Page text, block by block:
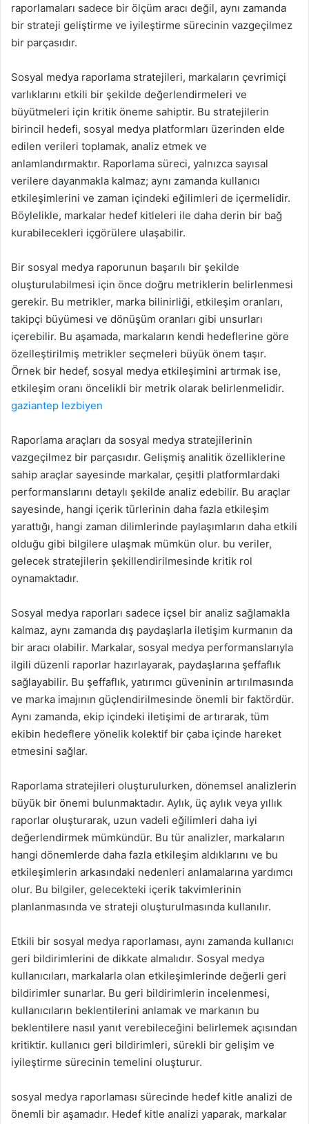
raporlamaları sadece bir ölçüm aracı değil, aynı zamanda
bir strateji geliştirme ve iyileştirme sürecinin vazgeçilmez
bir parçasıdır.
Sosyal medya raporlama stratejileri, markaların çevrimiçi
varlıklarını etkili bir şekilde değerlendirmeleri ve
büyütmeleri için kritik öneme sahiptir. Bu stratejilerin
birincil hedefi, sosyal medya platformları üzerinden elde
edilen verileri toplamak, analiz etmek ve
anlamlandırmaktır. Raporlama süreci, yalnızca sayısal
verilere dayanmakla kalmaz; aynı zamanda kullanıcı
etkileşimlerini ve zaman içindeki eğilimleri de içermelidir.
Böylelikle, markalar hedef kitleleri ile daha derin bir bağ
kurabilecekleri içgörülere ulaşabilir.
Bir sosyal medya raporunun başarılı bir şekilde
oluşturulabilmesi için önce doğru metriklerin belirlenmesi
gerekir. Bu metrikler, marka bilinirliği, etkileşim oranları,
takipçi büyümesi ve dönüşüm oranları gibi unsurları
içerebilir. Bu aşamada, markaların kendi hedeflerine göre
özelleştirilmiş metrikler seçmeleri büyük önem taşır.
Örnek bir hedef, sosyal medya etkileşimini artırmak ise,
etkileşim oranı öncelikli bir metrik olarak belirlenmelidir.
gaziantep lezbiyen
Raporlama araçları da sosyal medya stratejilerinin
vazgeçilmez bir parçasıdır. Gelişmiş analitik özelliklerine
sahip araçlar sayesinde markalar, çeşitli platformlardaki
performanslarını detaylı şekilde analiz edebilir. Bu araçlar
sayesinde, hangi içerik türlerinin daha fazla etkileşim
yarattığı, hangi zaman dilimlerinde paylaşımların daha etkili
olduğu gibi bilgilere ulaşmak mümkün olur. bu veriler,
gelecek stratejilerin şekillendirilmesinde kritik rol
oynamaktadır.
Sosyal medya raporları sadece içsel bir analiz sağlamakla
kalmaz, aynı zamanda dış paydaşlarla iletişim kurmanın da
bir aracı olabilir. Markalar, sosyal medya performanslarıyla
ilgili düzenli raporlar hazırlayarak, paydaşlarına şeffaflık
sağlayabilir. Bu şeffaflık, yatırımcı güveninin artırılmasında
ve marka imajının güçlendirilmesinde önemli bir faktördür.
Aynı zamanda, ekip içindeki iletişimi de artırarak, tüm
ekibin hedeflere yönelik kolektif bir çaba içinde hareket
etmesini sağlar.
Raporlama stratejileri oluşturulurken, dönemsel analizlerin
büyük bir önemi bulunmaktadır. Aylık, üç aylık veya yıllık
raporlar oluşturarak, uzun vadeli eğilimleri daha iyi
değerlendirmek mümkündür. Bu tür analizler, markaların
hangi dönemlerde daha fazla etkileşim aldıklarını ve bu
etkileşimlerin arkasındaki nedenleri anlamalarına yardımcı
olur. Bu bilgiler, gelecekteki içerik takvimlerinin
planlanmasında ve strateji oluşturulmasında kullanılır.
Etkili bir sosyal medya raporlaması, aynı zamanda kullanıcı
geri bildirimlerini de dikkate almalıdır. Sosyal medya
kullanıcıları, markalarla olan etkileşimlerinde değerli geri
bildirimler sunarlar. Bu geri bildirimlerin incelenmesi,
kullanıcıların beklentilerini anlamak ve markanın bu
beklentilere nasıl yanıt verebileceğini belirlemek açısından
kritiktir. kullanıcı geri bildirimleri, sürekli bir gelişim ve
iyileştirme sürecinin temelini oluşturur.
sosyal medya raporlaması sürecinde hedef kitle analizi de
önemli bir aşamadır. Hedef kitle analizi yaparak, markalar